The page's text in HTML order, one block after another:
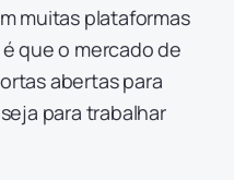
muitas plataformas
que o mercado de
abertas para
para trabalhar